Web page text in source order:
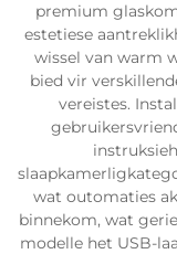
premium
estetiese
wissel van warm
bied vir
vereistes.
wat outomaties
binnekom, wat
modelle het USB-